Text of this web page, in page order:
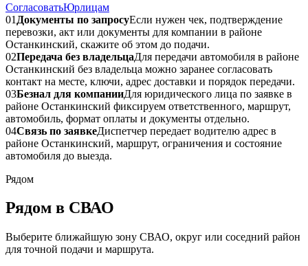
СогласоватьЮрлицам
01 Документы по запросуЕсли нужен чек, подтверждение
перевозки, акт или документы для компании в районе
Останкинский, скажите об этом до подачи.
02Передача без владельцаДля передачи автомобиля в районе
Останкинский без владельца можно заранее согласовать
контакт на месте, ключи, адрес доставки и порядок передачи.
03Безнал для компанииДля юридического лица по заявке в
районе Останкинский фиксируем ответственного, маршрут,
автомобиль, формат оплаты и документы отдельно.
04Связь по заявкеДиспетчер передает водителю адрес в
районе Останкинский, маршрут, ограничения и состояние
автомобиля до выезда.
Рядом
Рядом в СВАО
Выберите ближайшую зону СВАО, округ или соседний район
для точной подачи и маршрута.